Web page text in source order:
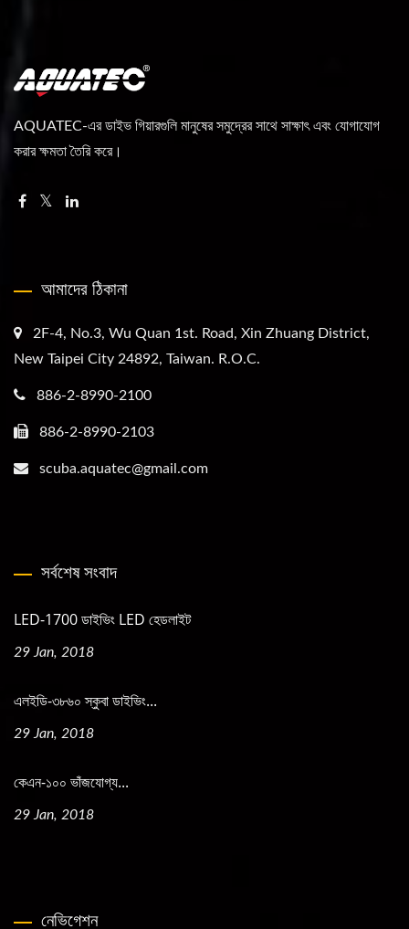
AQUATEC-এর ডাইভ গিয়ারগুলি মানুষের সমুদ্রের সাথে সাক্ষাৎ এবং যোগাযোগ
করার ক্ষমতা তৈরি করে।
আমাদের ঠিকানা
2F-4, No.3, Wu Quan 1st. Road, Xin Zhuang District,
New Taipei City 24892, Taiwan. R.O.C.
886-2-8990-2100
886-2-8990-2103
scuba.aquatec@gmail.com
সর্বশেষ সংবাদ
LED-1700 ডাইভিং LED হেডলাইট
29 Jan, 2018
এলইডি-৩৮৬০ স্কুবা ডাইভিং...
29 Jan, 2018
কেএন-১০০ ভাঁজযোগ্য...
29 Jan, 2018
নেভিগেশন